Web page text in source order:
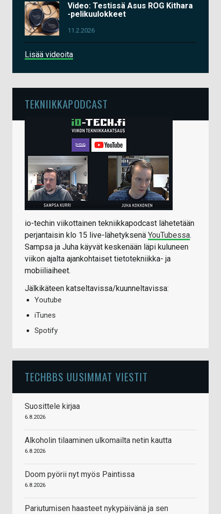
Video: Testissä Asus ROG Kithara
-pelikuulokkeet
11.2.2026
Lisää videoita
TEKNIIKKAPODCAST
io-techin viikottainen tekniikkapodcast lähetetään
perjantaisin klo 15 live-lähetyksenä YouTubessa.
Sampsa ja Juha käyvät keskenään läpi kuluneen
viikon ajalta ajankohtaiset tietotekniikka- ja
mobiiliaiheet.
Jälkikäteen katseltavissa/kuunneltavissa:
Youtube
iTunes
Spotify
TECHBBS UUSIMMAT VIESTIT
Suosittele kirjaa
6.8.2026
Alkoholin tilaaminen ulkomailta netin kautta
6.8.2026
Doom pyörii nyt myös Paintissa
6.8.2026
Pariutumisen haasteet nykypäivänä ja sen